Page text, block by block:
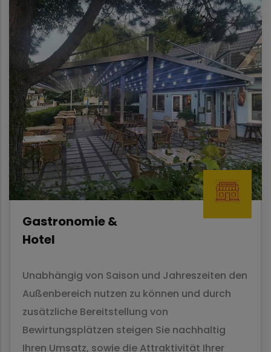
Gastronomie &
Hotel
Unabhängig von Saison und Jahreszeiten den
Außenbereich nutzen zu können und durch
zusätzliche Bereitstellung von
Bewirtungsplätzen steigen Sie nachhaltig
Ihren Umsatz, sowie die Attraktivität Ihrer